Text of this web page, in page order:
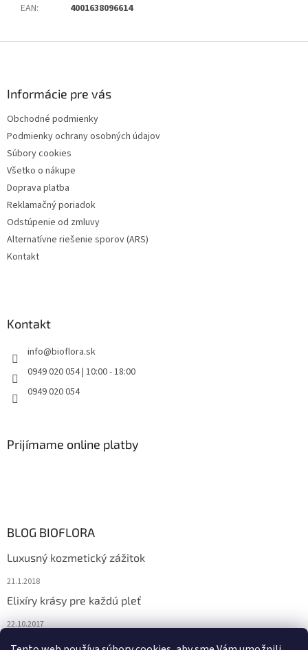
EAN: 4001638096614
Informácie pre vás
Obchodné podmienky
Podmienky ochrany osobných údajov
Súbory cookies
Všetko o nákupe
Doprava platba
Reklamačný poriadok
Odstúpenie od zmluvy
Alternatívne riešenie sporov (ARS)
Kontakt
Kontakt
info@bioflora.sk
0949 020 054 | 10:00 - 18:00
0949 020 054
Prijímame online platby
BLOG BIOFLORA
Luxusný kozmetický zážitok
21.1.2018
Elixíry krásy pre každú pleť
22.10.2017
Spoznajte prírodnú kozmetiku Sante